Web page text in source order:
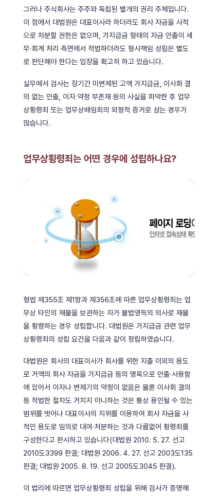
그러나 주식회사는 주주와 독립된 별개의 권리 주체입니다.
이 점에서 대법원은 대표이사라 하더라도 회사 자금을 사적
으로 처분할 권한은 없으며, 가지급금 형태의 자금 인출이 세
무·회계 처리 측면에서 적법하더라도 형사책임 성립은 별도
로 판단해야 한다는 입장을 확고히 하고 있습니다.
실무에서 검사는 장기간 미변제된 고액 가지급금, 이사회 결
의 없는 인출, 이자 약정 부존재 등의 사실을 파악한 후 업무
상횡령죄 또는 업무상배임죄의 외형적 증거로 삼는 경우가
많습니다.
업무상횡령죄는 어떤 경우에 성립하나요?
형법 제355조 제1항과 제356조에 따른 업무상횡령죄는 업
무상 타인의 재물을 보관하는 자가 불법영득의 의사로 재물
을 횡령하는 경우 성립합니다. 대법원은 가지급금 관련 업무
상횡령죄의 성립 요건을 다음과 같이 정립하였습니다.
대법원은 회사의 대표이사가 회사를 위한 지출 이외의 용도
로 거액의 회사 자금을 가지급금 등의 명목으로 인출·사용함
에 있어서 이자나 변제기의 약정이 없음은 물론 이사회 결의
등 적법한 절차도 거치지 아니하는 것은 통상 용인될 수 있는
범위를 벗어나 대표이사의 지위를 이용하여 회사 자금을 사
적인 용도로 임의로 대여·처분하는 것과 다름없어 횡령죄를
구성한다고 판시하고 있습니다(대법원 2010. 5. 27. 선고
2010도3399 판결; 대법원 2006. 4. 27. 선고 2003도135
판결; 대법원 2005. 8. 19. 선고 2005도3045 판결).
이 법리에 따르면 업무상횡령죄 성립을 위해 검사가 증명해